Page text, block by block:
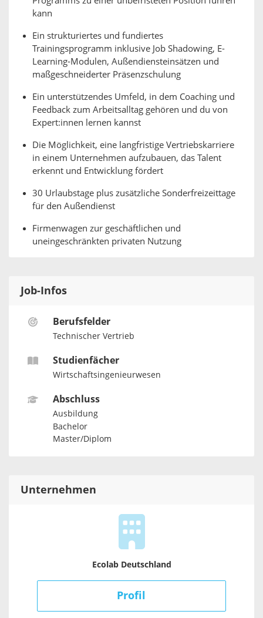
kann
Ein strukturiertes und fundiertes
Trainingsprogramm inklusive Job Shadowing, E-
Learning-Modulen, Außendiensteinsätzen und
maßgeschneiderter Präsenzschulung
Ein unterstützendes Umfeld, in dem Coaching und
Feedback zum Arbeitsalltag gehören und du von
Expert:innen lernen kannst
Die Möglichkeit, eine langfristige Vertriebskarriere
in einem Unternehmen aufzubauen, das Talent
erkennt und Entwicklung fördert
30 Urlaubstage plus zusätzliche Sonderfreizeittage
für den Außendienst
Firmenwagen zur geschäftlichen und
uneingeschränkten privaten Nutzung
Job-Infos
Berufsfelder
Technischer Vertrieb
Studienfächer
Wirtschaftsingenieurwesen
Abschluss
Ausbildung
Bachelor
Master/Diplom
Unternehmen
Ecolab Deutschland
Profil